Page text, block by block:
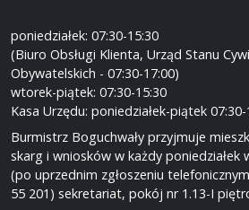
poniedziałek: 07:30-15:30
(Biuro Obsługi Klienta, Urząd Stanu
Obywatelskich - 07:30-17:00)
wtorek-piątek: 07:30-15:30
Kasa Urzędu: poniedziałek-piątek
Burmistrz Boguchwały przyjmuje
skarg i wniosków w każdy poniedziałek
(po uprzednim zgłoszeniu
55 201) sekretariat, pokój nr 1.13-I